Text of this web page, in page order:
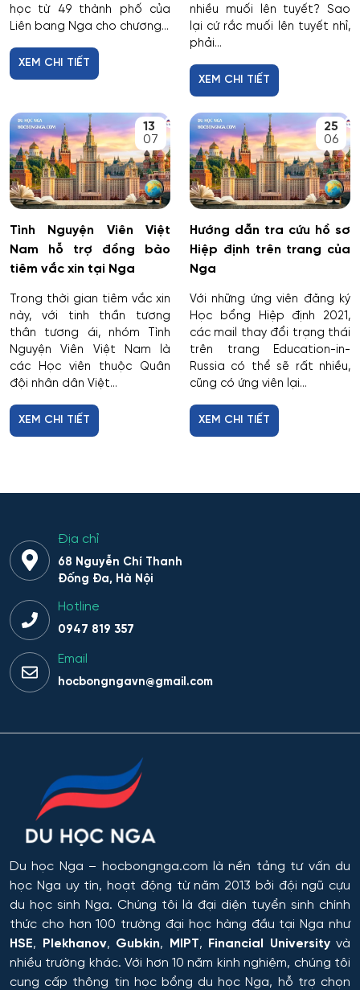
học từ 49 thành phố của
Liên bang Nga cho chương...
XEM CHI TIẾT
nhiều muối lên tuyết? Sao
lại cứ rắc muối lên tuyết nhỉ,
phải...
XEM CHI TIẾT
13
07
Tình Nguyện Viên Việt
Nam hỗ trợ đồng bào
tiêm vắc xin tại Nga
Trong thời gian tiêm vắc xin
này, với tinh thần tương
thân tương ái, nhóm Tình
Nguyện Viên Việt Nam là
các Học viên thuộc Quân
đội nhân dân Việt...
XEM CHI TIẾT
25
06
Hướng dẫn tra cứu hồ sơ
Hiệp định trên trang của
Nga
Với những ứng viên đăng ký
Học bổng Hiệp định 2021,
các mail thay đổi trạng thái
trên trang Education-in-
Russia có thể sẽ rất nhiều,
cũng có ứng viên lại...
XEM CHI TIẾT
Địa chỉ
68 Nguyễn Chí Thanh
Đống Đa, Hà Nội
Hotline
0947 819 357
Email
hocbongngavn@gmail.com
Du học Nga – hocbongnga.com là nền tảng tư vấn du
học Nga uy tín, hoạt động từ năm 2013 bởi đội ngũ cựu
du học sinh Nga. Chúng tôi là đại diện tuyển sinh chính
thức cho hơn 100 trường đại học hàng đầu tại Nga như
HSE, Plekhanov, Gubkin, MIPT, Financial Universityvà
nhiều trường khác. Với hơn 10 năm kinh nghiệm, chúng tôi
cung cấp thông tin học bổng du học Nga, hỗ trợ chọn